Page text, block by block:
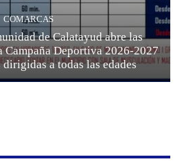
COMARCAS
de Calatayud abre las
Campaña Deportiva 2026-2027
a todas las edades